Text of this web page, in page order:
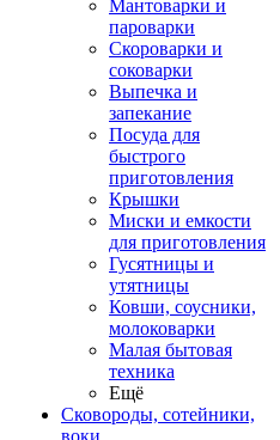
Мантоварки и
пароварки
Скороварки и
соковарки
Выпечка и
запекание
Посуда для
быстрого
приготовления
Крышки
Миски и емкости
для приготовления
Гусятницы и
утятницы
Ковши, соусники,
молоковарки
Малая бытовая
техника
Ещё
Сковороды, сотейники,
воки